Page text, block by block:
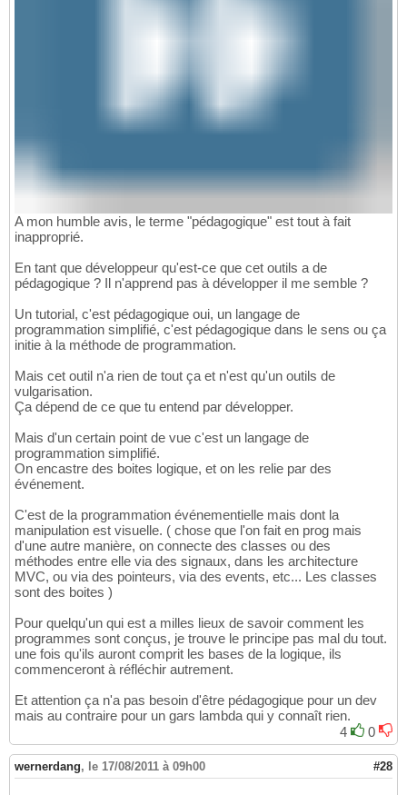
A mon humble avis, le terme "pédagogique" est tout à fait
inapproprié.
En tant que développeur qu'est-ce que cet outils a de
pédagogique ? Il n'apprend pas à développer il me semble ?
Un tutorial, c'est pédagogique oui, un langage de
programmation simplifié, c'est pédagogique dans le sens ou ça
initie à la méthode de programmation.
Mais cet outil n'a rien de tout ça et n'est qu'un outils de
vulgarisation.
Ça dépend de ce que tu entend par développer.
Mais d'un certain point de vue c'est un langage de
programmation simplifié.
On encastre des boites logique, et on les relie par des
événement.
C'est de la programmation événementielle mais dont la
manipulation est visuelle. ( chose que l'on fait en prog mais
d'une autre manière, on connecte des classes ou des
méthodes entre elle via des signaux, dans les architecture
MVC, ou via des pointeurs, via des events, etc... Les classes
sont des boites )
Pour quelqu'un qui est a milles lieux de savoir comment les
programmes sont conçus, je trouve le principe pas mal du tout.
une fois qu'ils auront comprit les bases de la logique, ils
commenceront à réfléchir autrement.
Et attention ça n'a pas besoin d'être pédagogique pour un dev
mais au contraire pour un gars lambda qui y connaît rien.
4
0
wernerdang, le 17/08/2011 à 09h00 #28